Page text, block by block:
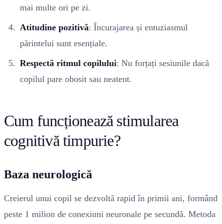
mai multe ori pe zi.
Atitudine pozitivă: Încurajarea și entuziasmul
părintelui sunt esențiale.
Respectă ritmul copilului: Nu forțați sesiunile dacă
copilul pare obosit sau neatent.
Cum funcționează stimularea
cognitivă timpurie?
Baza neurologică
Creierul unui copil se dezvoltă rapid în primii ani, formând
peste 1 milion de conexiuni neuronale pe secundă. Metoda